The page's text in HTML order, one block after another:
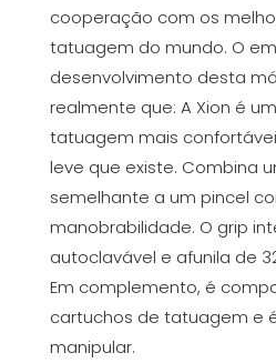
cooperação com os
tatuagem do mundo. O
desenvolvimento desta
realmente que: A Xion é
tatuagem mais
leve que existe. Combina
semelhante a um pincel
manobrabilidade. O grip
autoclavável e afunila de
Em complemento, é
cartuchos de tatuagem e
manipular.